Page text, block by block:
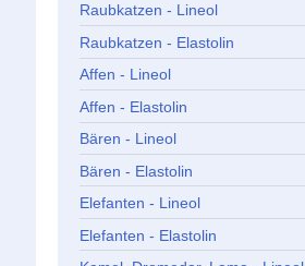
Raubkatzen - Lineol
Raubkatzen - Elastolin
Affen - Lineol
Affen - Elastolin
Bären - Lineol
Bären - Elastolin
Elefanten - Lineol
Elefanten - Elastolin